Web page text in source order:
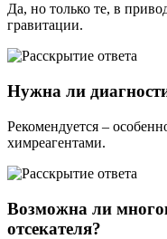
Да, но только те, в
гравитации.
Нужна ли
Рекомендуется –
химреагентами.
Возможна ли
отсекателя?